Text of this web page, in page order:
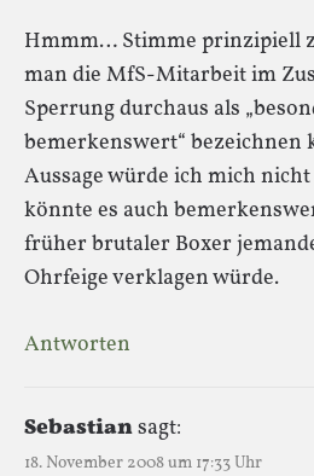
Hmmm… Stimme prinzipiell
man die MfS-Mitarbeit im
Sperrung durchaus als
bemerkenswert“ bezeichnen
Aussage würde ich mich
könnte es auch
früher brutaler Boxer
Ohrfeige verklagen würde.
Antworten
Sebastiansagt:
18. November 2008 um 17:33 Uhr